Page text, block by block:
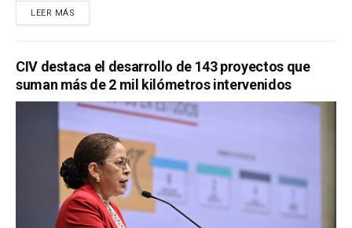
LEER MÁS
CIV destaca el desarrollo de 143 proyectos que
suman más de 2 mil kilómetros intervenidos